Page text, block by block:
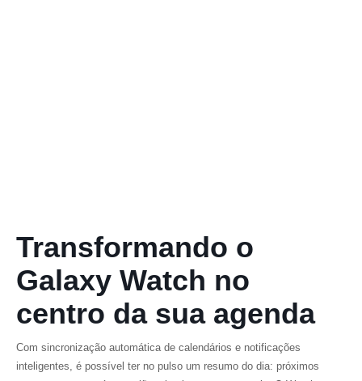
Transformando o
Galaxy Watch no
centro da sua agenda
Com sincronização automática de calendários e notificações
inteligentes, é possível ter no pulso um resumo do dia: próximos